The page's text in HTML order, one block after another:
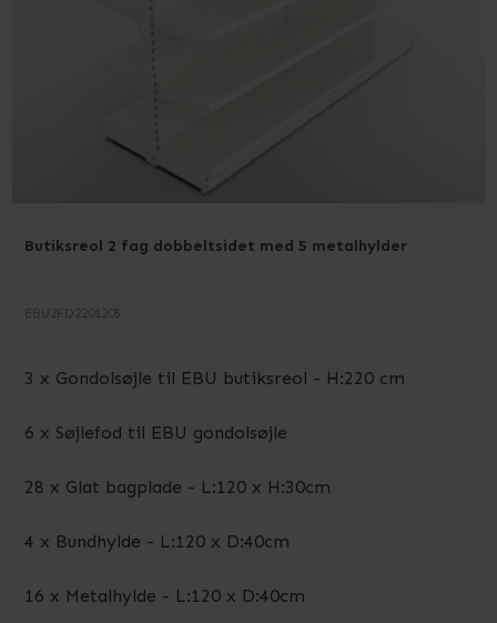
Butiksreol 2 fag dobbeltsidet med 5 metalhylder
EBU2FD2201205
3 x Gondolsøjle til EBU butiksreol - H:220 cm
6 x Søjlefod til EBU gondolsøjle
28 x Glat bagplade - L:120 x H:30cm
4 x Bundhylde - L:120 x D:40cm
16 x Metalhylde - L:120 x D:40cm